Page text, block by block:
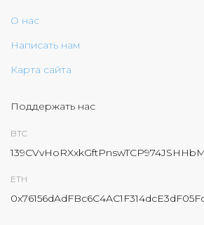
О нас
Написать нам
Карта сайта
Поддержать нас
BTC
ETH